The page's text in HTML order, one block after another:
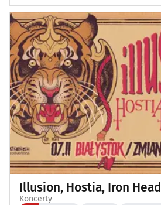
Illusion, Hostia, Iron Head
Koncerty